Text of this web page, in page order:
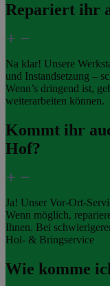
Repariert ihr
Na klar! Unsere
und Instandsetzung –
Wenn’s dringend ist,
weiterarbeiten können.
Kommt ihr
Hof?
Ja! Unser Vor-Ort-
Wenn möglich,
Ihnen. Bei
Hol- & Bringservice
Wie komme